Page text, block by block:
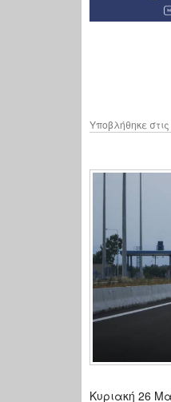
Υποβλήθηκε
Κυριακή 26